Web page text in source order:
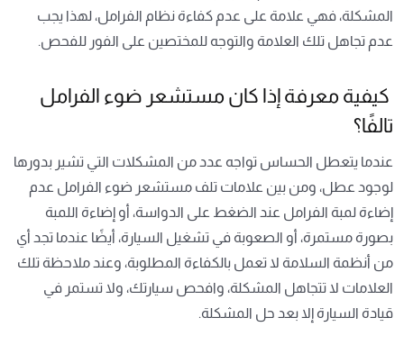
المشكلة، فهي علامة على عدم كفاءة نظام الفرامل، لهذا يجب
عدم تجاهل تلك العلامة والتوجه للمختصين على الفور للفحص.
كيفية معرفة إذا كان مستشعر ضوء الفرامل
تالفًا؟
عندما يتعطل الحساس تواجه عدد من المشكلات التي تشير بدورها
لوجود عطل، ومن بين علامات تلف مستشعر ضوء الفرامل عدم
إضاءة لمبة الفرامل عند الضغط على الدواسة، أو إضاءة اللمبة
بصورة مستمرة، أو الصعوبة في تشغيل السيارة، أيضًا عندما تجد أي
من أنظمة السلامة لا تعمل بالكفاءة المطلوبة، وعند ملاحظة تلك
العلامات لا تتجاهل المشكلة، وافحص سيارتك، ولا تستمر في
قيادة السيارة إلا بعد حل المشكلة.